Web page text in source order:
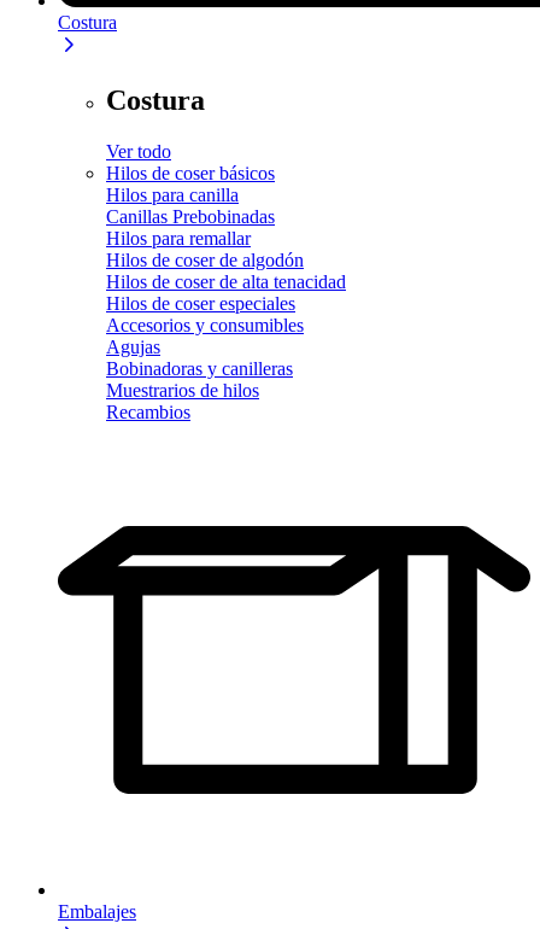
Costura
Costura
Ver todo
Hilos de coser básicos
Hilos para canilla
Canillas Prebobinadas
Hilos para remallar
Hilos de coser de algodón
Hilos de coser de alta tenacidad
Hilos de coser especiales
Accesorios y consumibles
Agujas
Bobinadoras y canilleras
Muestrarios de hilos
Recambios
Embalajes